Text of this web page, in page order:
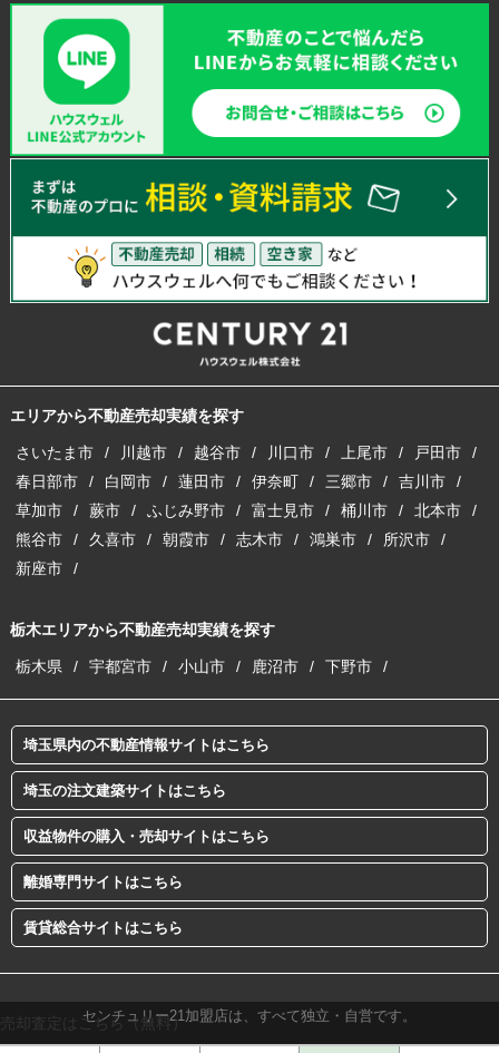
エリアから不動産売却実績を探す
さいたま市 川越市 越谷市 川口市 上尾市
戸田市
春日部市
白岡市 蓮田市 伊奈町 三郷市
吉川市
草加市
蕨市 ふじみ野市 富士見市 桶川市
北本市
熊谷市
久喜市 朝霞市 志木市 鴻巣市
所沢市
新座市
栃木エリアから不動産売却実績を探す
栃木県 宇都宮市 小山市 鹿沼市 下野市
埼玉県内の不動産情報サイトはこちら
埼玉の注文建築サイトはこちら
収益物件の購入・売却サイトはこちら
離婚専門サイトはこちら
賃貸総合サイトはこちら
センチュリー21加盟店は、すべて独立・自営です。
売却査定はこちら（無料）